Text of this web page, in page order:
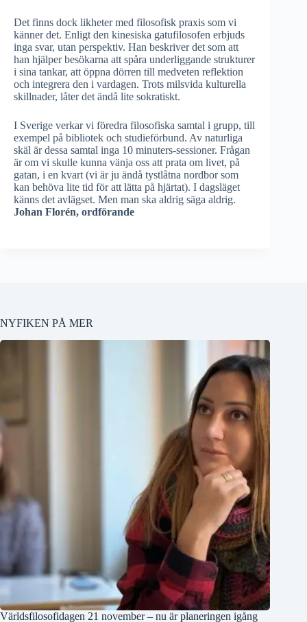
Det finns dock likheter med filosofisk praxis som vi
känner det. Enligt den kinesiska gatufilosofen erbjuds
inga svar, utan perspektiv. Han beskriver det som att
han hjälper besökarna att spåra underliggande strukturer
i sina tankar, att öppna dörren till medveten reflektion
och integrera den i vardagen. Trots milsvida kulturella
skillnader, låter det ändå lite sokratiskt.
I Sverige verkar vi föredra filosofiska samtal i grupp, till
exempel på bibliotek och studieförbund. Av naturliga
skäl är dessa samtal inga 10 minuters-sessioner. Frågan
är om vi skulle kunna vänja oss att prata om livet, på
gatan, i en kvart (vi är ju ändå tystlåtna nordbor som
kan behöva lite tid för att lätta på hjärtat). I dagsläget
känns det avlägset. Men man ska aldrig säga aldrig.
Johan Florén, ordförande
NYFIKEN PÅ MER
Världsfilosofidagen 21 november – nu är planeringen igång